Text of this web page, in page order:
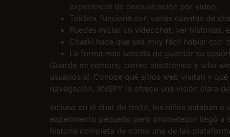
experiencia de comunicación por video.
Tokbox funciona con varias cuentas de
Puedes iniciar un videochat, ver historias,
Chatki hace que sea muy fácil hablar con
La forma más sencilla de guardar su
Guarde mi nombre, correo electrónico y sitio
usuarios sí. Conoce qué sitios web visitan y
navegación, XNSPY le ofrece una visión clara
Incluso en el chat de texto, los niños estaban
experimento pequeño pero prometedor llegó a
historia completa de cómo una de las